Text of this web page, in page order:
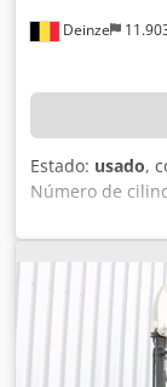
Deinze
Estado: usado,
Número de
(largo x ancho
cambio rápido:
transporte:
motor: Kubota
kW / 48,9 CV
ruedas
1730 mm